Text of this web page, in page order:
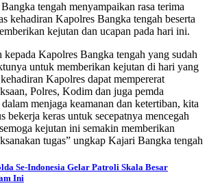
tengah menyampaikan rasa terima
kehadiran Kapolres Bangka tengah beserta
kejutan dan ucapan pada hari ini.
kepada Kapolres Bangka tengah yang sudah
untuk memberikan kejutan di hari yang
Kapolres dapat mempererat
Polres, Kodim dan juga pemda
menjaga keamanan dan ketertiban, kita
bekerja keras untuk secepatnya mencegah
kejutan ini semakin memberikan
tugas” ungkap Kajari Bangka tengah
Se-Indonesia Gelar Patroli Skala Besar
Ini